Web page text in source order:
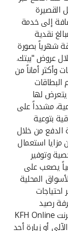
القصيرة
إلى خدمة
نقدية
شهرياً بصورة
عروض "بيتك.
وأكثر أماناً من
يتعرض لها
مشدداً على
بتوعية
الدفع من خلال
مزايا استعمال
وتوفير
يصعب على
المحلية
رصيد
بطاقاتهم عن طريق الخدمة المصرفية عبر الانترنت KFH Online
أو زيارة أحد